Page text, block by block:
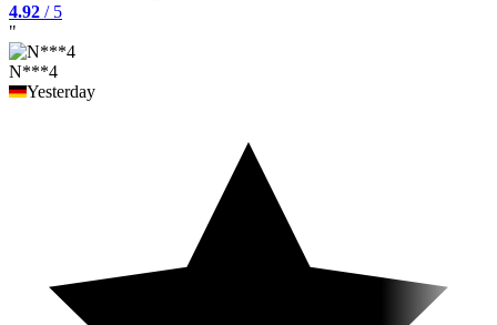
4.92 / 5
"
N***4
Yesterday